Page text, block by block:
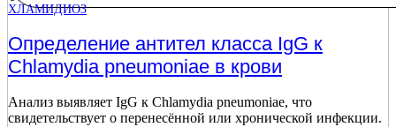
ХЛАМИДИОЗ
Определение антител класса IgG к
Chlamydia pneumoniae в крови
Анализ выявляет IgG к Chlamydia pneumoniae, что
свидетельствует о перенесённой или хронической инфекции.